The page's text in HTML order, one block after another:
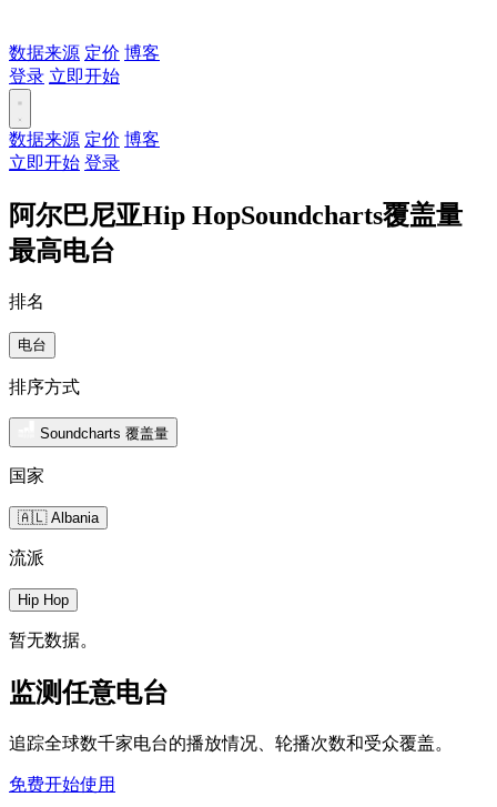
数据来源 定价 博客
登录 立即开始
数据来源 定价 博客
立即开始 登录
阿尔巴尼亚Hip HopSoundcharts覆盖量
最高电台
排名
电台
排序方式
Soundcharts 覆盖量
国家
🇦🇱 Albania
流派
Hip Hop
暂无数据。
监测任意电台
追踪全球数千家电台的播放情况、轮播次数和受众覆盖。
免费开始使用